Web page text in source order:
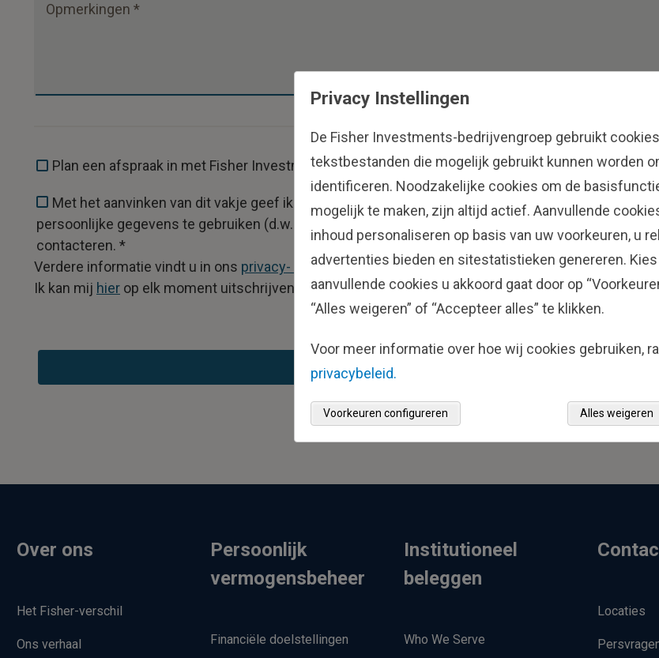
Opmerkingen *
Plan een afspraak in met Fisher Investments België.
Met het aanvinken van dit vakje geef ik Fisher Investments België toestemming om mijn
persoonlijke gegevens te gebruiken (d.w.z. voor- en achternaam en e-mailadres) om mij te
contacteren. *
Verdere informatie vindt u in ons privacy- en cookiebeleid .
Ik kan mij hier op elk moment uitschrijven voor verdere communicatie.
Over ons
Het Fisher-verschil
Ons verhaal
Persoonlijk
vermogensbeheer
Financiële doelstellingen
Institutioneel
beleggen
Who We Serve
Locaties
Privacy Instellingen
De Fisher Investments-bedrijvengroep gebruikt
tekstbestanden die mogelijk gebruikt kunnen worden
identificeren. Noodzakelijke cookies om de
mogelijk te maken, zijn altijd actief. Aanvullende
inhoud personaliseren op basis van uw voorkeuren, u
advertenties bieden en sitestatistieken genereren.
aanvullende cookies u akkoord gaat door op
“Alles weigeren” of “Accepteer alles” te klikken.
Voor meer informatie over hoe wij cookies gebruiken,
privacybeleid.
Alles weigeren
Voorkeuren configureren